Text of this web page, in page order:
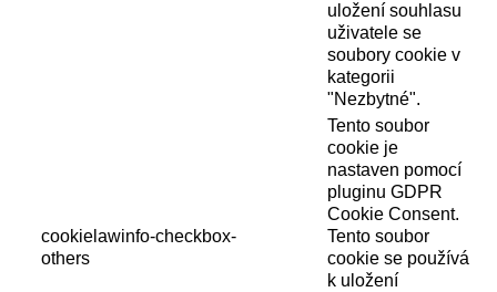
uložení souhlasu
uživatele se
soubory cookie v
kategorii
"Nezbytné".
cookielawinfo-checkbox-
others
Tento soubor
cookie je
nastaven pomocí
pluginu GDPR
Cookie Consent.
Tento soubor
cookie se používá
k uložení